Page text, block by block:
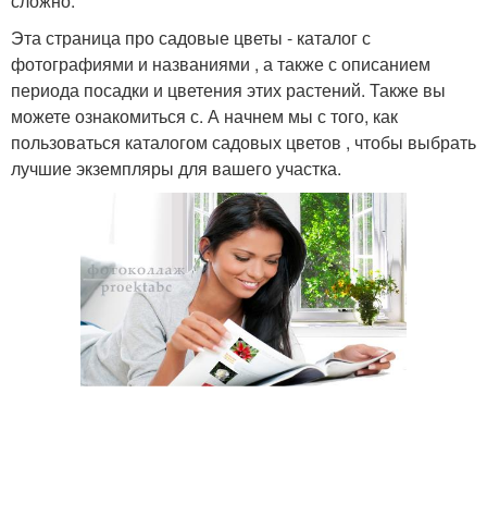
Эта страница про садовые цветы - каталог с
фотографиями и названиями , а также с описанием
периода посадки и цветения этих растений. Также вы
можете ознакомиться с. А начнем мы с того, как
пользоваться каталогом садовых цветов , чтобы выбрать
лучшие экземпляры для вашего участка.